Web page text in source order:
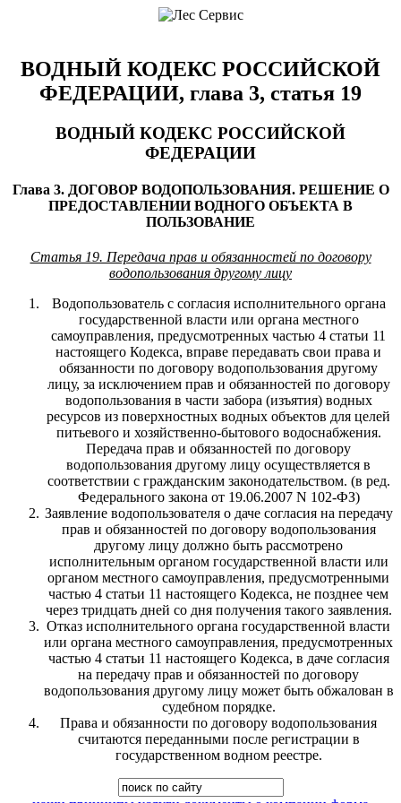
ВОДНЫЙ КОДЕКС РОССИЙСКОЙ
ФЕДЕРАЦИИ, глава 3, статья 19
ВОДНЫЙ КОДЕКС РОССИЙСКОЙ
ФЕДЕРАЦИИ
Глава 3. ДОГОВОР ВОДОПОЛЬЗОВАНИЯ. РЕШЕНИЕ О
ПРЕДОСТАВЛЕНИИ ВОДНОГО ОБЪЕКТА В
ПОЛЬЗОВАНИЕ
Статья 19. Передача прав и обязанностей по договору
водопользования другому лицу
Водопользователь с согласия исполнительного органа
государственной власти или органа местного
самоуправления, предусмотренных частью 4 статьи 11
настоящего Кодекса, вправе передавать свои права и
обязанности по договору водопользования другому
лицу, за исключением прав и обязанностей по договору
водопользования в части забора (изъятия) водных
ресурсов из поверхностных водных объектов для целей
питьевого и хозяйственно-бытового водоснабжения.
Передача прав и обязанностей по договору
водопользования другому лицу осуществляется в
соответствии с гражданским законодательством. (в ред.
Федерального закона от 19.06.2007 N 102-ФЗ)
Заявление водопользователя о даче согласия на передачу
прав и обязанностей по договору водопользования
другому лицу должно быть рассмотрено
исполнительным органом государственной власти или
органом местного самоуправления, предусмотренными
частью 4 статьи 11 настоящего Кодекса, не позднее чем
через тридцать дней со дня получения такого заявления.
Отказ исполнительного органа государственной власти
или органа местного самоуправления, предусмотренных
частью 4 статьи 11 настоящего Кодекса, в даче согласия
на передачу прав и обязанностей по договору
водопользования другому лицу может быть обжалован в
судебном порядке.
Права и обязанности по договору водопользования
считаются переданными после регистрации в
государственном водном реестре.